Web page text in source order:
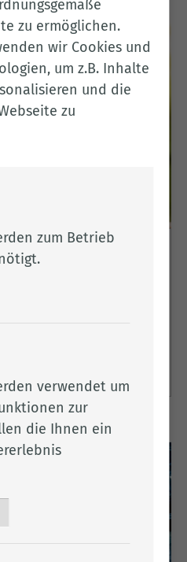
Links zur
der EU, des Bundes und
zu ermöglichen.
wir Cookies und
um z.B. Inhalte
und die
zu
zum Betrieb
verwendet um
zur
die Ihnen ein